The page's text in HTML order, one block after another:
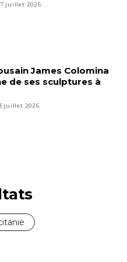
juillet 2026
James Colomina
de ses sculptures à
juillet 2026